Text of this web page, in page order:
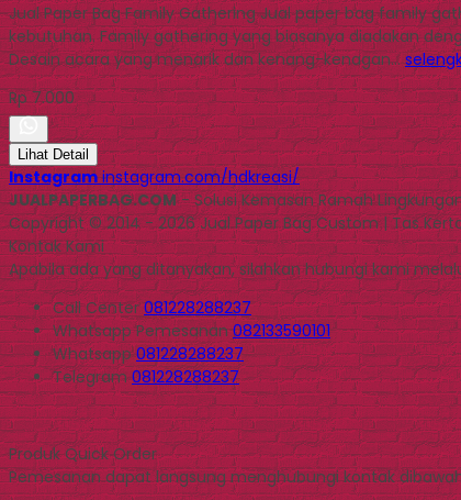
Jual Paper Bag Family Gathering Jual paper bag family
kebutuhan. Family gathering yang biasanya diadakan
Desain acara yang menarik dan kenang-kenagan…
Rp 7.000
Lihat Detail
Instagram instagram.com/hdkreasi/
JUALPAPERBAG.COM- Solusi Kemasan Ramah
Copyright © 2014 - 2026 Jual Paper Bag Custom | Tas
Kontak Kami
Apabila ada yang ditanyakan, silahkan hubungi kami
Call Center081228288237
WhatsappPemesanan 082133590101
Whatsapp081228288237
Telegram081228288237
Produk Quick Order
Pemesanan dapat langsung menghubungi kontak